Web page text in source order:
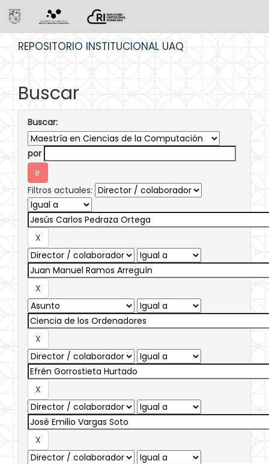
REPOSITORIO INSTITUCIONAL UAQ
Buscar
Buscar:
por
Filtros actuales: